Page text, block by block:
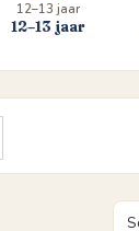
12–13 jaar
12–13 jaar